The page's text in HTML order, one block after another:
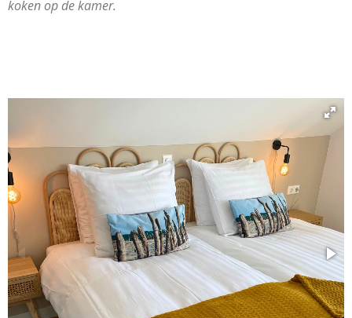
koken op de kamer.